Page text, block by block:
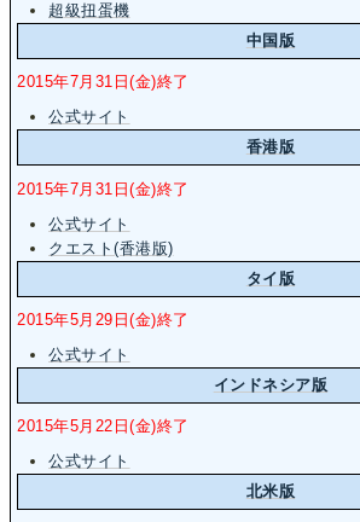
超級扭蛋機
中国版
2015年7月31日(金)終了
公式サイト
香港版
2015年7月31日(金)終了
公式サイト
クエスト(香港版)
タイ版
2015年5月29日(金)終了
公式サイト
インドネシア版
2015年5月22日(金)終了
公式サイト
北米版